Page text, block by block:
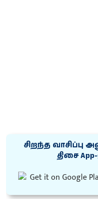
சிறந்த வாசிப்பு
திசை